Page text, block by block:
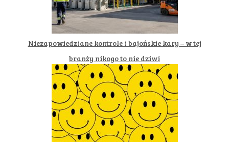
Niezapowiedziane kontrole i bajońskie kary – w tej
branży nikogo to nie dziwi